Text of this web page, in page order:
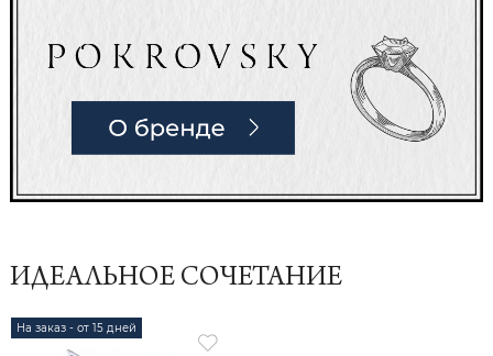
ИДЕАЛЬНОЕ СОЧЕТАНИЕ
На заказ - от 15 дней